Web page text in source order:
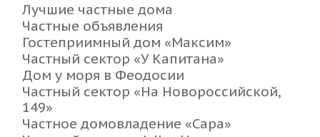
Лучшие частные дома
Частные объявления
Гостеприимный дом «Максим»
Частный сектор «У Капитана»
Дом у моря в Феодосии
Частный сектор «На Новороссийской,
149»
Частное домовладение «Сара»